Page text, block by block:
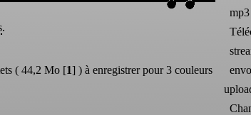
.
( 44,2 Mo [1] ) à enregistrer pour 3 couleurs